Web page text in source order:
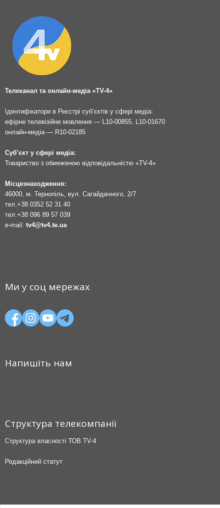
Телеканал та онлайн-медіа «TV-4»
Ідентифікатори в Реєстрі суб’єктів у сфері медіа:
ефірне телевізійне мовлення — L10-00855, L10-01670
онлайн-медіа — R10-02185
Суб’єкт у сфері медіа:
Товариство з обмеженою відповідальністю «TV-4»
Місцезнаходження:
46000, м. Тернопіль, вул. Сагайдачного, 2/7
тел. +38 0352 52 31 40
тел. +38 096 89 57 039
e-mail: tv4@tv4.te.ua
Ми у соц мережах
Напишіть нам
Структура телекомпанії
Структура власності ТОВ TV-4
Редакційний статут